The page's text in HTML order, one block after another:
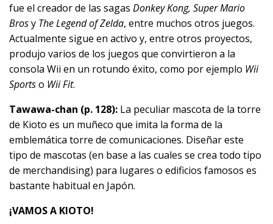
fue el creador de las sagas Donkey Kong, Super Mario
Brosy The Legend of Zelda, entre muchos otros juegos.
Actualmente sigue en activo y, entre otros proyectos,
produjo varios de los juegos que convirtieron a la
consola Wii en un rotundo éxito, como por ejemplo Wii
Sportso Wii Fit.
Tawawa-chan (p. 128): La peculiar mascota de la torre
de Kioto es un muñeco que imita la forma de la
emblemática torre de comunicaciones. Diseñar este
tipo de mascotas (en base a las cuales se crea todo tipo
de merchandising) para lugares o edificios famosos es
bastante habitual en Japón.
¡VAMOS A KIOTO!